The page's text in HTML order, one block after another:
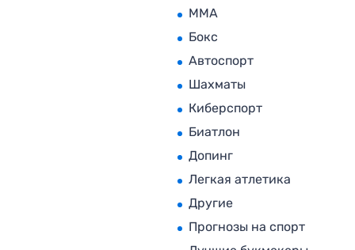
MMA
Бокс
Автоспорт
Шахматы
Киберспорт
Биатлон
Допинг
Легкая атлетика
Другие
Прогнозы на спорт